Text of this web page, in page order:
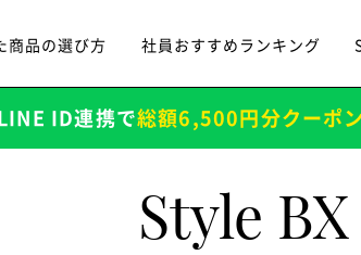
商品の選び方 社員おすすめランキング
ID連携で総額6,500円分クーポ
Style BX